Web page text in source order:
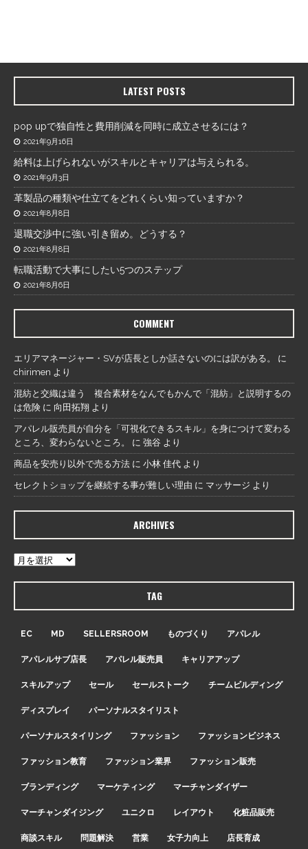
LATEST POSTS
pop upで独自性と費用削減を同時に成立させるには？
2021年9月16日
給料は上げられないがスキルとキャリアは与えられる。
2021年9月3日
革製品の種類や仕立てをどれくらい知っていますか？
2021年8月8日
退職交渉中に強い引き留め。どうする？
2021年8月8日
転職活動で大事にしたい5つのステップ
2021年8月6日
COMMENT
エリアマネージャー・SVが店長としか話さないのには訳がある。
に
chirimen より
混紡と交織は違う 複合素材をなんでもかんで「混紡」と説明するの
は危険 に 向田拓翔 より
アパレル販売員が自分を「可視化できるスキル」を身につけて変わる
ところ、変わらないところ。
に 強谷 より
商品を安売り以外で売る方法 に 小林 佳代 より
セレクトショップを継続する事が難しい理由 に マッサージ より
ARCHIVES
TAG
EC MD SELLERSROOM ものづくり アパレル
アパレルサブ店長 アパレル販売員 キャリアアップ
スキルアップ セール セールストーク チームビルディング
ディスプレイ パーソナルスタイリスト
パーソナルスタイリング ファッション ファッションビジネス
ファッション教育 ファッション業界 ファッション販売
ブランディング マーケティング マーチャンダイザー
マーチャンダイジング ユニクロ レイアウト 化粧品販売
商談スキル 問題解決 営業 女子力向上 店長育成